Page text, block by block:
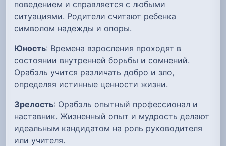
поведением и справляется с любыми
ситуациями. Родители считают ребенка
символом надежды и опоры.
Юность: Времена взросления проходят в
состоянии внутренней борьбы и сомнений.
Орабэль учится различать добро и зло,
определяя истинные ценности жизни.
Зрелость: Орабэль опытный профессионал и
наставник. Жизненный опыт и мудрость делают
идеальным кандидатом на роль руководителя
или учителя.